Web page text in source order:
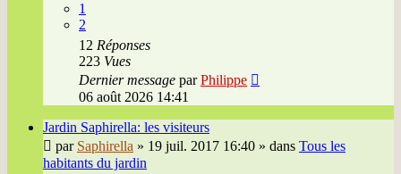
1
2
12 Réponses
223 Vues
Dernier message parPhilippe
06 août 2026 14:41
Jardin Saphirella: les visiteurs
par Saphirella » 19 juil. 2017 16:40 » dans Tous les
habitants du jardin